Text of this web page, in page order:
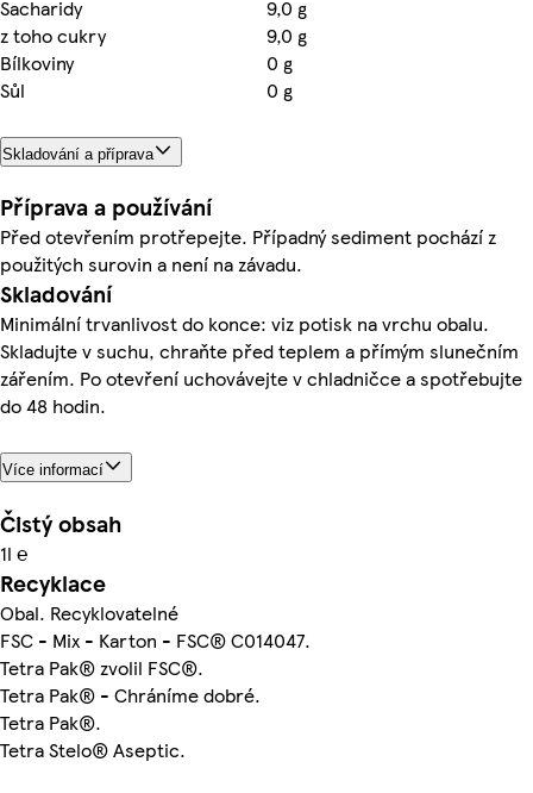
Sacharidy
9,0 g
z toho cukry
9,0 g
Bílkoviny
0 g
Sůl
0 g
Skladování a příprava
Příprava a používání
Před otevřením protřepejte. Případný sediment pochází z
použitých surovin a není na závadu.
Skladování
Minimální trvanlivost do konce: viz potisk na vrchu obalu.
Skladujte v suchu, chraňte před teplem a přímým slunečním
zářením. Po otevření uchovávejte v chladničce a spotřebujte
do 48 hodin.
Více informací
Čistý obsah
1l ℮
Recyklace
Obal. Recyklovatelné
FSC - Mix - Karton - FSC® C014047.
Tetra Pak® zvolil FSC®.
Tetra Pak® - Chráníme dobré.
Tetra Pak®.
Tetra Stelo® Aseptic.